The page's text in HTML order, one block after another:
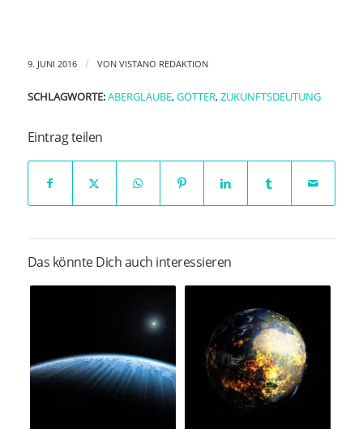
9. JUNI 2016 / VON VISTANO REDAKTION
SCHLAGWORTE: ABERGLAUBE,GÖTTER,ZUKUNFTSDEUTUNG
Eintrag teilen
Das könnte Dich auch interessieren